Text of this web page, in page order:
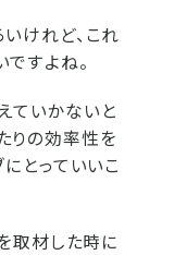
けれど、これ
すよね。
ていかないと
りの効率性を
とっていいこ
取材した時に